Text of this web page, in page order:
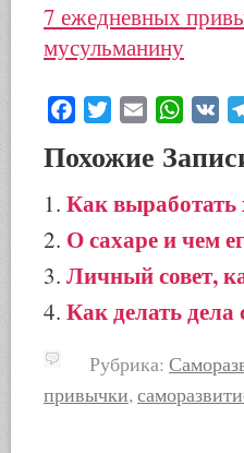
7 ежедневных
мусульманину
Facebook
Twitter Email VK
Похожие
Как
О сахаре и чем
Личный совет,
Как делать
Рубрика:
привычки,